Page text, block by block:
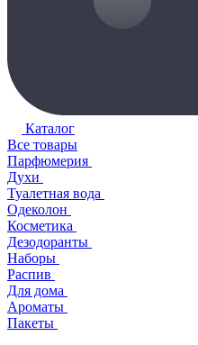
Каталог
Все товары
Парфюмерия
Духи
Туалетная вода
Одеколон
Косметика
Дезодоранты
Наборы
Распив
Для дома
Ароматы
Пакеты